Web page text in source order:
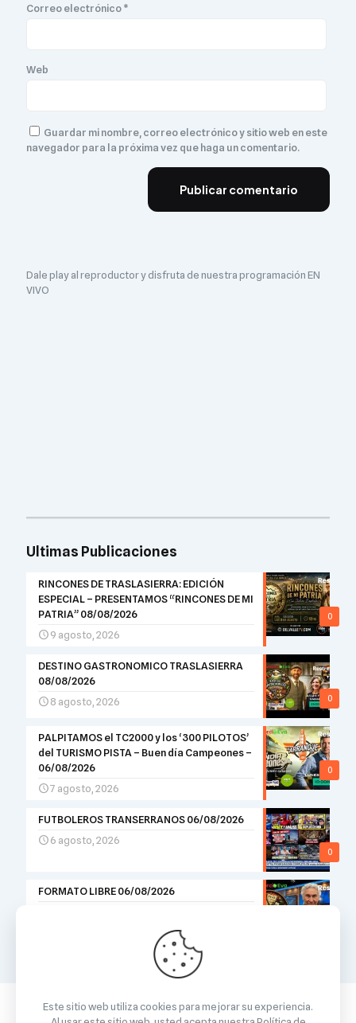
Correo electrónico*
Web
Guardar mi nombre, correo electrónico y sitio web en este
navegador para la próxima vez que haga un comentario.
Dale play al reproductor y disfruta de nuestra programación EN
VIVO
Ultimas Publicaciones
0
RINCONES DE TRASLASIERRA: EDICIÓN
ESPECIAL – PRESENTAMOS “RINCONES DE MI
PATRIA” 08/08/2026
9 agosto, 2026
0
DESTINO GASTRONOMICO TRASLASIERRA
08/08/2026
8 agosto, 2026
0
PALPITAMOS el TC2000 y los ‘300 PILOTOS’
del TURISMO PISTA – Buen día Campeones –
06/08/2026
7 agosto, 2026
0
FUTBOLEROS TRANSERRANOS 06/08/2026
6 agosto, 2026
FORMATO LIBRE 06/08/2026
Este sitio web utiliza cookies para mejorar su experiencia.